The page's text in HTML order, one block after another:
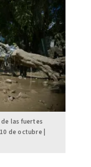
las fuertes
de octubre |